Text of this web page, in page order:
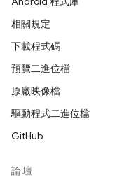
相關規定
下載程式碼
預覽二進位檔
原廠映像檔
驅動程式二進位檔
GitHub
論壇